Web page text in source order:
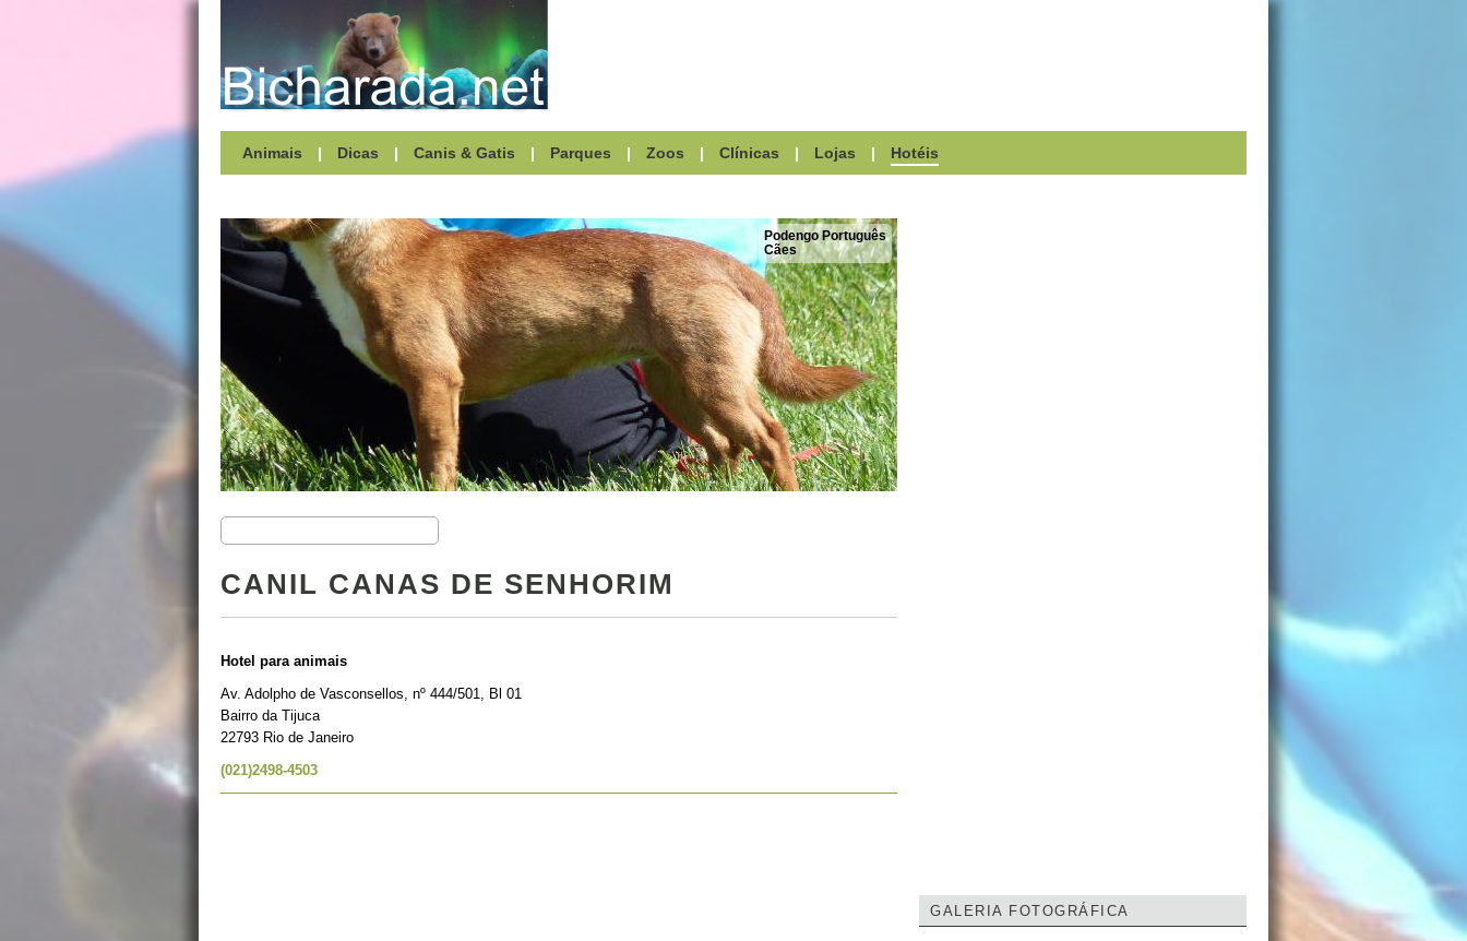
Animais | Dicas | Canis & Gatis | Parques | Zoos | Clínicas | Lojas | Hotéis
Podengo Português
Cães
CANIL CANAS DE SENHORIM
Hotel para animais
Av. Adolpho de Vasconsellos, nº 444/501, Bl 01
Bairro da Tijuca
22793 Rio de Janeiro
(021)2498-4503
GALERIA FOTOGRÁFICA